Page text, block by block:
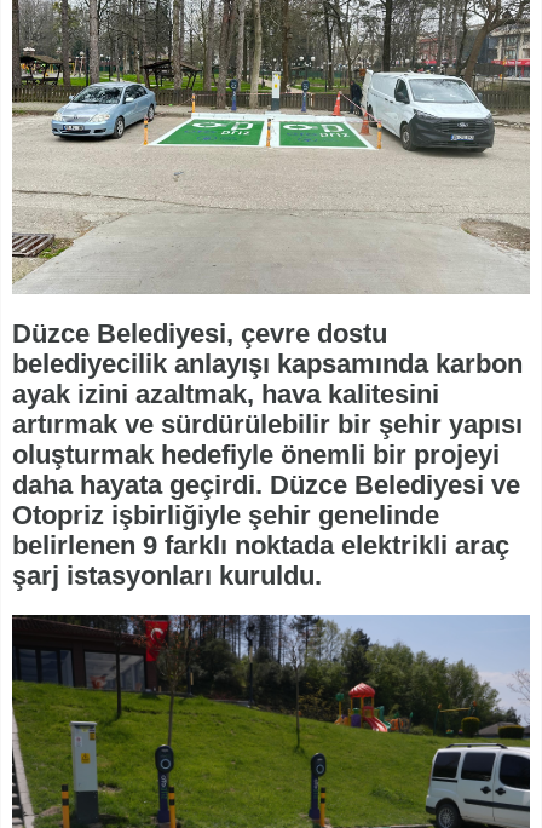
Düzce Belediyesi, çevre dostu
belediyecilik anlayışı kapsamında karbon
ayak izini azaltmak, hava kalitesini
artırmak ve sürdürülebilir bir şehir yapısı
oluşturmak hedefiyle önemli bir projeyi
daha hayata geçirdi. Düzce Belediyesi ve
Otopriz işbirliğiyle şehir genelinde
belirlenen 9 farklı noktada elektrikli araç
şarj istasyonları kuruldu.